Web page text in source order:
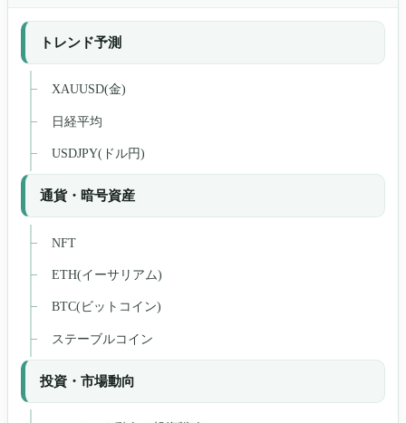
トレンド予測
XAUUSD(金)
日経平均
USDJPY(ドル円)
通貨・暗号資産
NFT
ETH(イーサリアム)
BTC(ビットコイン)
ステーブルコイン
投資・市場動向